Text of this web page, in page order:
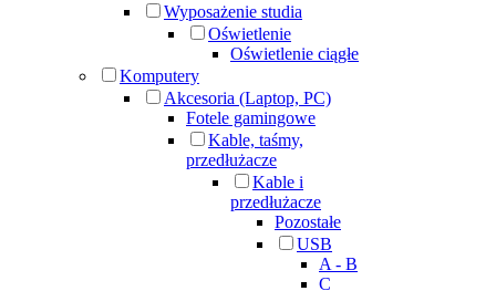
Wyposażenie studia
Oświetlenie
Oświetlenie ciągłe
Komputery
Akcesoria (Laptop, PC)
Fotele gamingowe
Kable, taśmy,
przedłużacze
Kable i
przedłużacze
Pozostałe
USB
A - B
C